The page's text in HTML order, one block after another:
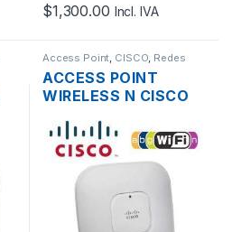
$1,300.00 Incl. IVA
Access Point, CISCO, Redes
ACCESS POINT
WIRELESS N CISCO
CAP3602I-A-K9-U
DUAL BAND
450MBPS GIGABIT
SOPORTE POE Y
CONTROLADORA –
USADO